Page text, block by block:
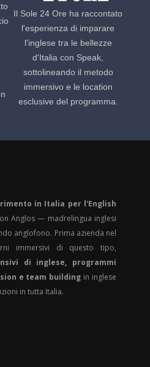
Il Sole 24 Ore ha raccontato
l'esperienza di imparare
l'inglese tra le bellezze
d'Italia con Speak,
sottolineando il metodo
immersivo e le location
esclusive del programma.
in Italia per l'English
Anglos — madrelingua inglesi
anglofono. Prima azienda nel
immersivi di questo tipo,
di inglese, programmi
e team building in inglese
in tutta Italia.